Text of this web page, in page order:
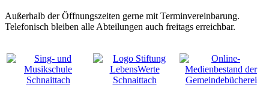
Außerhalb der Öffnungszeiten gerne mit Terminvereinbarung.
Telefonisch bleiben alle Abteilungen auch freitags erreichbar.